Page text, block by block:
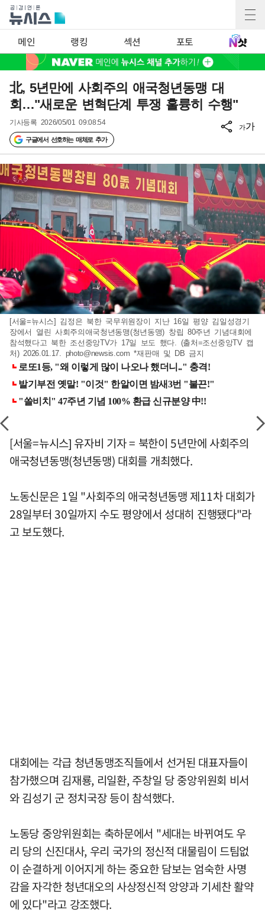
메인 랭킹 섹션 포토
北, 5년만에 사회주의 애국청년동맹 대
회…"새로운 변혁단계 투쟁 훌륭히 수행"
기사등록 2026/05/01 09:08:54
구글에서 선호하는 매체로 추가
가가
[서울=뉴시스] 김정은 북한 국무위원장이 지난 16일 평양 김일성경기
장에서 열린 사회주의애국청년동맹(청년동맹) 창립 80주년 기념대회에
참석했다고 북한 조선중앙TV가 17일 보도 했다. (출처=조선중앙TV 캡
처) 2026.01.17. photo@newsis.com *재판매 및 DB 금지
[서울=뉴시스] 유자비 기자 = 북한이 5년만에 사회주의
애국청년동맹(청년동맹) 대회를 개최했다.
노동신문은 1일 "사회주의 애국청년동맹 제11차 대회가
28일부터 30일까지 수도 평양에서 성대히 진행됐다"라
고 보도했다.
대회에는 각급 청년동맹조직들에서 선거된 대표자들이
참가했으며 김재룡, 리일환, 주창일 당 중앙위원회 비서
와 김성기 군 정치국장 등이 참석했다.
노동당 중앙위원회는 축하문에서 "세대는 바뀌여도 우
리 당의 신진대사, 우리 국가의 정신적 대물림이 드팀없
이 순결하게 이어지게 하는 중요한 담보는 엄숙한 사명
감을 자각한 청년대오의 사상정신적 앙양과 기세찬 활약
에 있다"라고 강조했다.